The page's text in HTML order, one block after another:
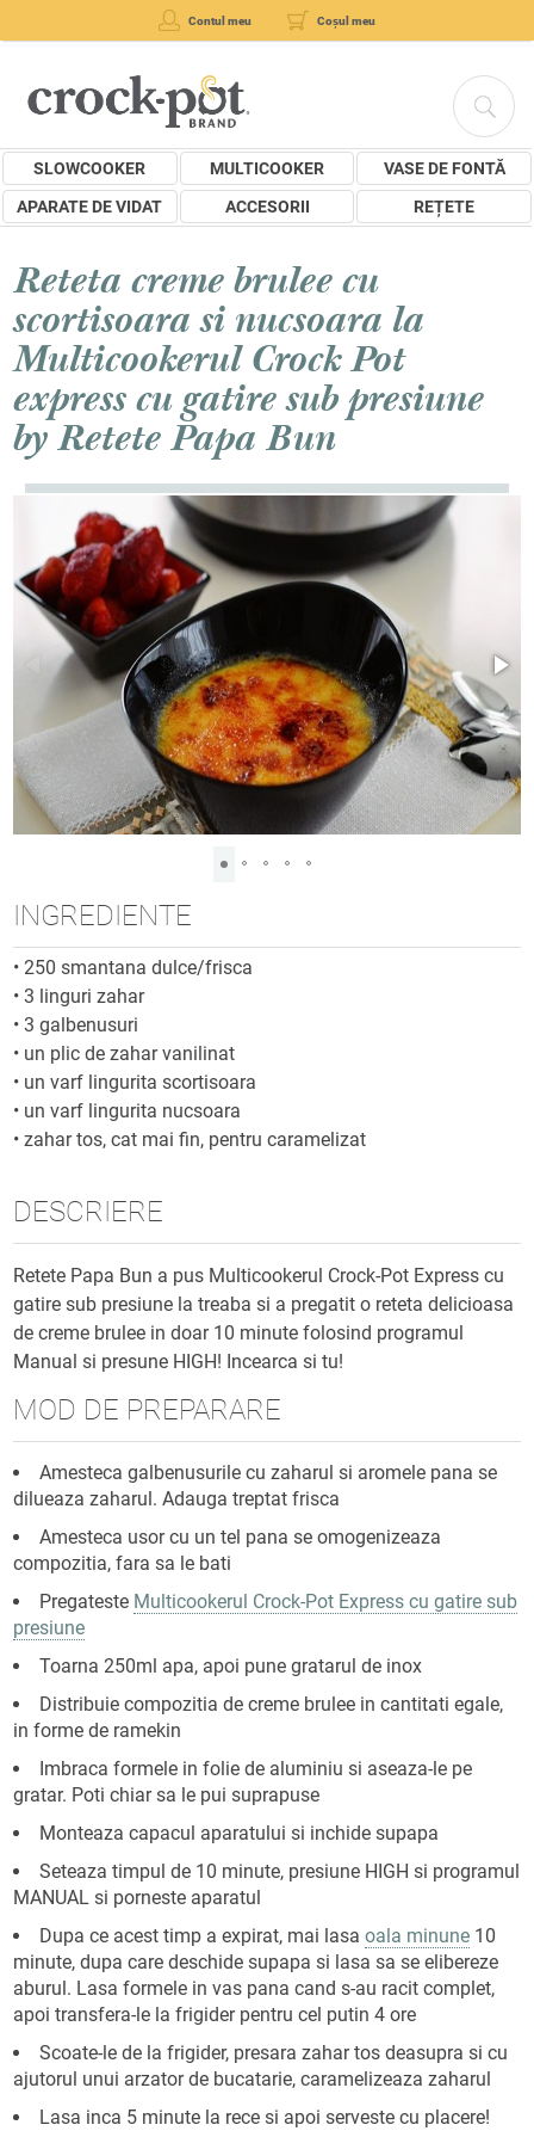
Contul meu Coșul meu
SLOWCOOKER MULTICOOKER
VASE DE FONTĂ
APARATE DE VIDAT
ACCESORII REȚETE
Reteta creme brulee cu
scortisoara si nucsoara la
Multicookerul Crock Pot
express cu gatire sub presiune
by Retete Papa Bun
INGREDIENTE
• 250 smantana dulce/frisca
•3 linguri zahar
•3 galbenusuri
• un plic de zahar vanilinat
• un varf lingurita scortisoara
• un varf lingurita nucsoara
•zahar tos, cat mai fin, pentru caramelizat
DESCRIERE
Retete Papa Bun a pus Multicookerul Crock-Pot Express cu
gatire sub presiune la treaba si a pregatit o reteta delicioasa
de creme brulee in doar 10 minute folosind programul
Manual si presune HIGH! Incearca si tu!
MOD DE PREPARARE
Amesteca galbenusurile cu zaharul si aromele pana se
dilueaza zaharul. Adauga treptat frisca
Amesteca usor cu un tel pana se omogenizeaza
compozitia, fara sa le bati
Pregateste Multicookerul Crock-Pot Express cu gatire sub
presiune
Toarna 250ml apa, apoi pune gratarul de inox
Distribuie compozitia de creme brulee in cantitati egale,
in forme de ramekin
Imbraca formele in folie de aluminiu si aseaza-le pe
gratar. Poti chiar sa le pui suprapuse
Monteaza capacul aparatului si inchide supapa
Seteaza timpul de 10 minute, presiune HIGH si programul
MANUAL si porneste aparatul
Dupa ce acest timp a expirat, mai lasaoala minune 10
minute, dupa care deschide supapa si lasa sa se elibereze
aburul. Lasa formele in vas pana cand s-au racit complet,
apoi transfera-le la frigider pentru cel putin 4 ore
Scoate-le de la frigider, presara zahar tos deasupra si cu
ajutorul unui arzator de bucatarie, caramelizeaza zaharul
Lasa inca 5 minute la rece si apoi serveste cu placere!